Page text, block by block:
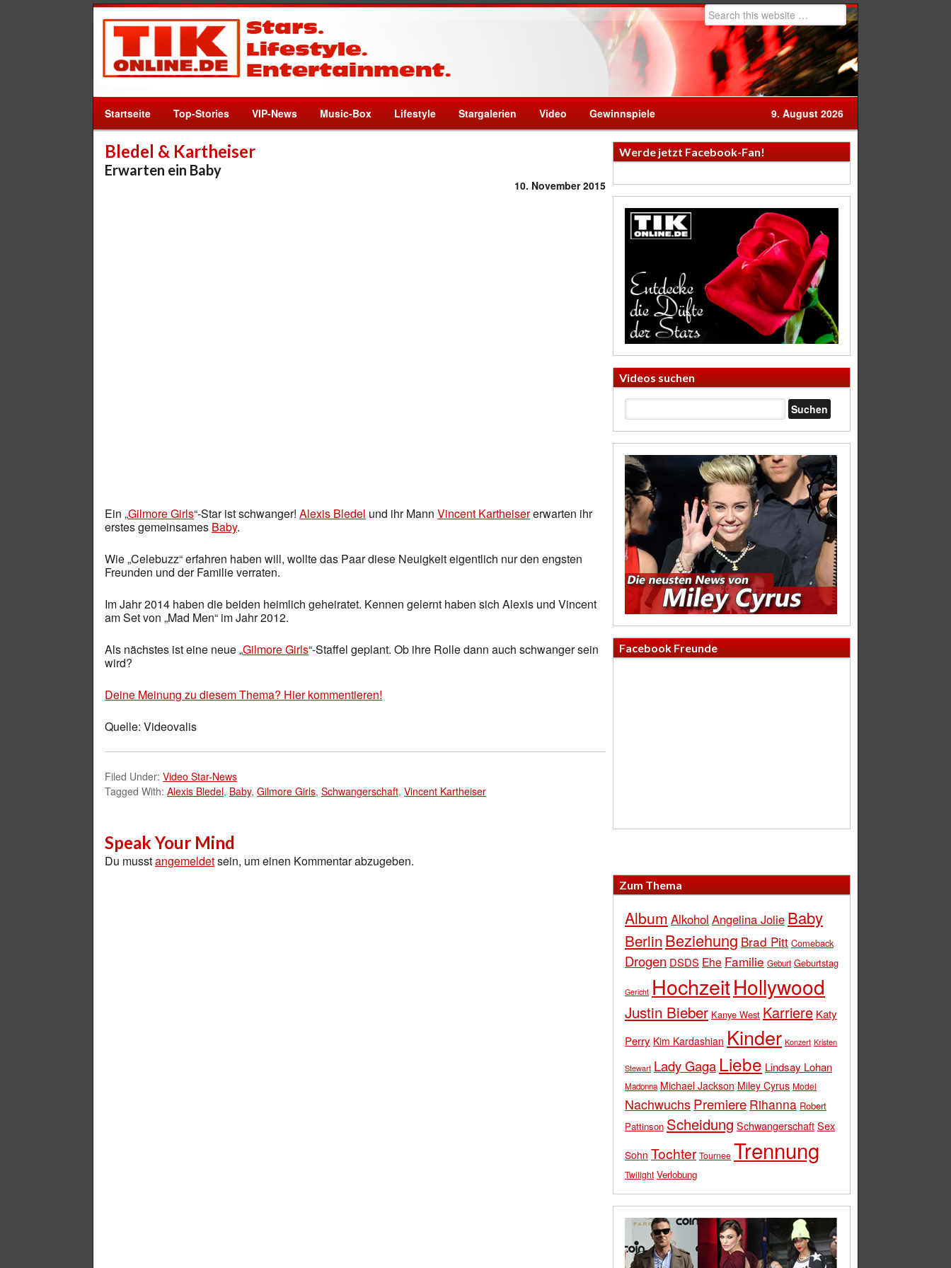
Startseite Top-Stories VIP-News Music-Box Lifestyle Stargalerien Video Gewinnspiele 9. August 2026
Bledel & Kartheiser
Erwarten ein Baby
10. November 2015
Ein „Gilmore Girls“-Star ist schwanger! Alexis Bledel und ihr Mann Vincent Kartheisererwarten ihr
erstes gemeinsames Baby.
Wie „Celebuzz“ erfahren haben will, wollte das Paar diese Neuigkeit eigentlich nur den engsten
Freunden und der Familie verraten.
Im Jahr 2014 haben die beiden heimlich geheiratet. Kennen gelernt haben sich Alexis und Vincent
am Set von „Mad Men“ im Jahr 2012.
Als nächstes ist eine neue „Gilmore Girls“-Staffel geplant. Ob ihre Rolle dann auch schwanger sein
wird?
Deine Meinung zu diesem Thema? Hier kommentieren!
Quelle: Videovalis
Filed Under: Video Star-News
Tagged With: Alexis Bledel, Baby, Gilmore Girls, Schwangerschaft, Vincent Kartheiser
Speak Your Mind
Du musstangemeldetsein, um einen Kommentar abzugeben.
Werde jetzt Facebook-Fan!
Videos suchen
Facebook Freunde
Zum Thema
Album Alkohol Angelina Jolie Baby
Berlin Beziehung Brad Pitt Comeback
Drogen DSDS Ehe Familie Geburt Geburtstag
Gericht HochzeitHollywood
Justin Bieber Kanye West Karriere Katy
Perry Kim Kardashian Kinder Konzert Kristen
Stewart Lady Gaga Liebe Lindsay Lohan
Madonna Michael Jackson Miley Cyrus Model
Nachwuchs Premiere Rihanna Robert
Pattinson Scheidung SchwangerschaftSex
Sohn Tochter Tournee Trennung
Twilight Verlobung